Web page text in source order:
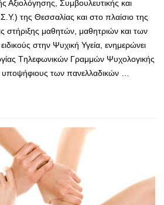
Αξιολόγησης, Συμβουλευτικής και
της Θεσσαλίας και στο πλαίσιο της
στήριξης μαθητών, μαθητριών και των
στην Ψυχική Υγεία, ενημερώνει
Tηλεφωνικών Γραμμών Ψυχολογικής
υποψήφιους των πανελλαδικών …